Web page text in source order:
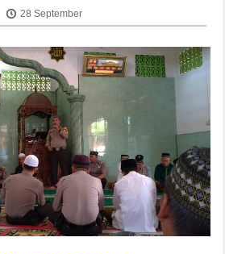
28 September